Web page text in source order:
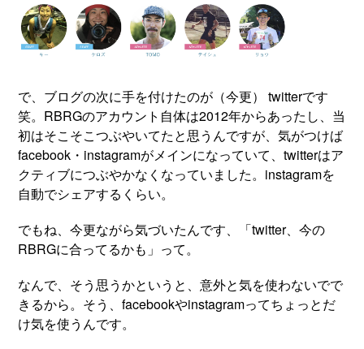
で、ブログの次に手を付けたのが（今更） twitterです
笑。RBRGのアカウント自体は2012年からあったし、当
初はそこそこつぶやいてたと思うんですが、気がつけば
facebook・instagramがメインになっていて、twitterはア
クティブにつぶやかなくなっていました。instagramを
自動でシェアするくらい。
でもね、今更ながら気づいたんです、「twitter、今の
RBRGに合ってるかも」って。
なんで、そう思うかというと、意外と気を使わないでで
きるから。そう、facebookやinstagramってちょっとだ
け気を使うんです。